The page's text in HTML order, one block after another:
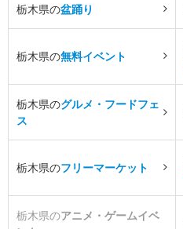
栃木県の盆踊り
栃木県の無料イベント
栃木県のグルメ・フードフェ
ス
栃木県のフリーマーケット
栃木県のアニメ・ゲームイベ